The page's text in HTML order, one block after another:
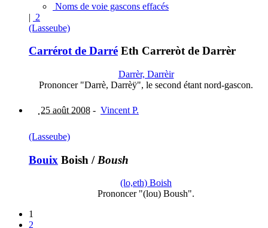
Noms de voie gascons effacés
| 2
(Lasseube)
Carrérot de Darré Eth Carreròt de Darrèr
Darrèr, Darrèir
Prononcer "Darrè, Darrèÿ", le second étant nord-gascon.
25 août 2008 - Vincent P.
(Lasseube)
Bouix Boish / Boush
(lo,eth) Boish
Prononcer "(lou) Boush".
1
2